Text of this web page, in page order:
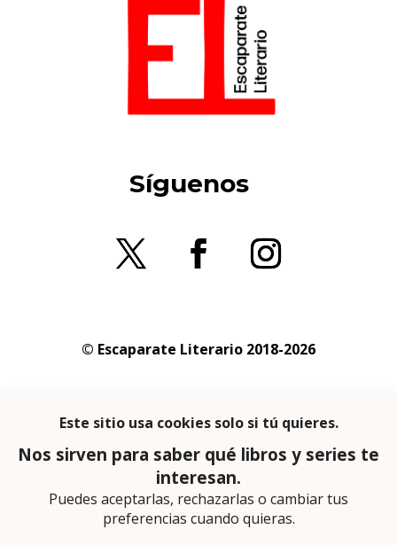
Síguenos
© Escaparate Literario 2018-2026
privacidad
En calidad de afiliado de Amazon obtengo
ingresos por las compras adscritas que